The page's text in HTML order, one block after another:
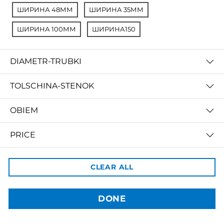
ШИРИНА 48ММ ШИРИНА 35ММ
ШИРИНА 100ММ ШИРИНА150
DIAMETR-TRUBKI
TOLSCHINA-STENOK
OBIEM
PRICE
CLEAR ALL
DONE
Телеграм: @uz3dBozor
Powered by